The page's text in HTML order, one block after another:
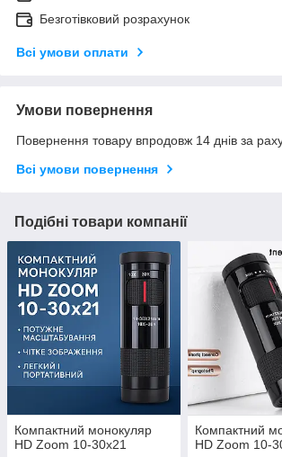
Безготівковий розрахунок
Всі умови оплати
Умови повернення
Повернення товару впродовж 14 днів за
Всі умови повернення
Подібні товари компанії
Компактний монокуляр
HD Zoom 10-30x21
Компактний
HD Zoom 10-